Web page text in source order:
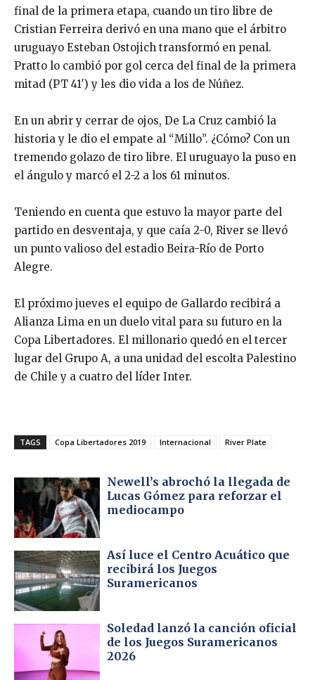
final de la primera etapa, cuando un tiro libre de
Cristian Ferreira derivó en una mano que el árbitro
uruguayo Esteban Ostojich transformó en penal.
Pratto lo cambió por gol cerca del final de la primera
mitad (PT 41′) y les dio vida a los de Núñez.
En un abrir y cerrar de ojos, De La Cruz cambió la
historia y le dio el empate al “Millo”. ¿Cómo? Con un
tremendo golazo de tiro libre. El uruguayo la puso en
el ángulo y marcó el 2-2 a los 61 minutos.
Teniendo en cuenta que estuvo la mayor parte del
partido en desventaja, y que caía 2-0, River se llevó
un punto valioso del estadio Beira-Río de Porto
Alegre.
El próximo jueves el equipo de Gallardo recibirá a
Alianza Lima en un duelo vital para su futuro en la
Copa Libertadores. El millonario quedó en el tercer
lugar del Grupo A, a una unidad del escolta Palestino
de Chile y a cuatro del líder Inter.
TAGS Copa Libertadores 2019 Internacional River Plate
Newell’s abrochó la llegada de
Lucas Gómez para reforzar el
mediocampo
Así luce el Centro Acuático que
recibirá los Juegos
Suramericanos
Soledad lanzó la canción oficial
de los Juegos Suramericanos
2026